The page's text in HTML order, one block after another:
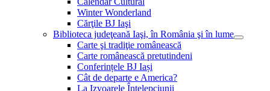
Winter Wonderland
Cărţile BJ Iaşi
Biblioteca judeţeană Iaşi, în România şi în lume
Carte şi tradiţie românească
Carte românească pretutindeni
Conferințele BJ Iași
Cât de departe e America?
La Izvoarele Înţelepciunii